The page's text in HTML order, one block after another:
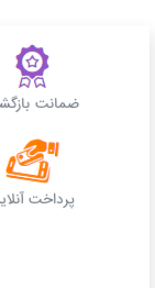
ضمانت
پرداخت آنلاین